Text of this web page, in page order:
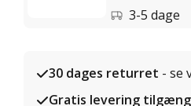
3-5 dage
30 dages returret - se
Gratis levering